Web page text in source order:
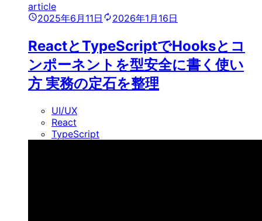
article
2025年6月11日
2026年1月16日
ReactとTypeScriptでHooksとコ
ンポーネントを型安全に書く使い
方 実務の定石を整理
UI/UX
React
TypeScript